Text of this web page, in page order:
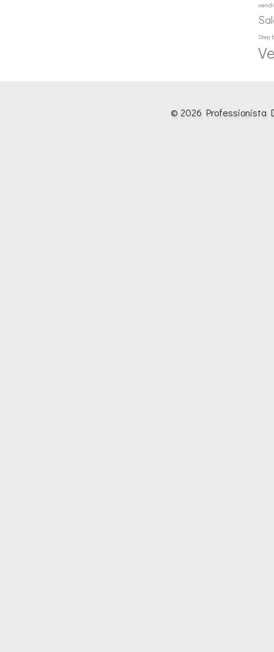
Step
© 2026 Professionista